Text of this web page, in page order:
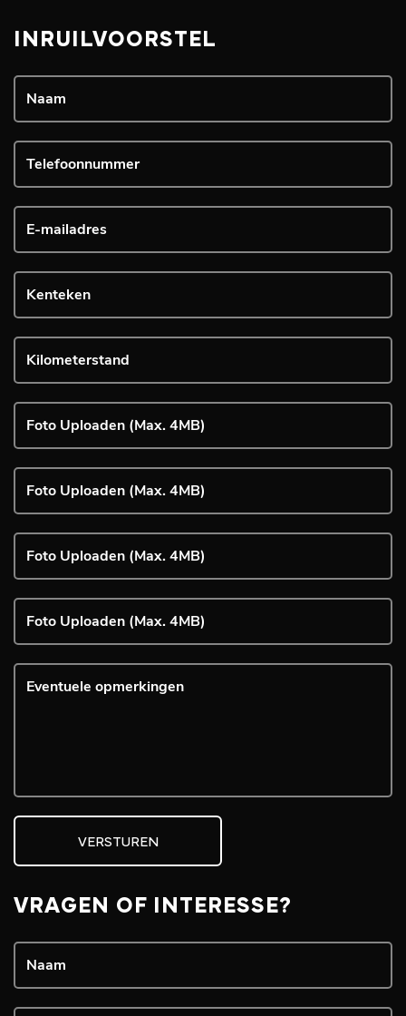
INRUILVOORSTEL
Foto Uploaden (Max. 4MB)
Foto Uploaden (Max. 4MB)
Foto Uploaden (Max. 4MB)
Foto Uploaden (Max. 4MB)
VERSTUREN
VRAGEN OF INTERESSE?